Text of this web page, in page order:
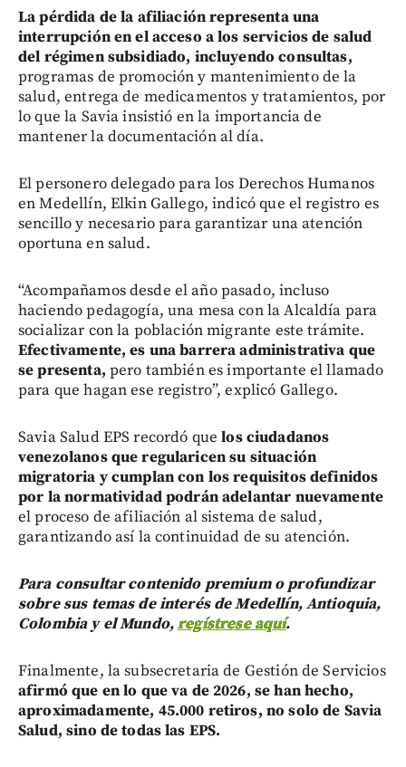
La pérdida de la afiliación representa una
interrupción en el acceso a los servicios de salud
del régimen subsidiado, incluyendo consultas,
programas de promoción y mantenimiento de la
salud, entrega de medicamentos y tratamientos, por
lo que la Savia insistió en la importancia de
mantener la documentación al día.
El personero delegado para los Derechos Humanos
en Medellín, Elkin Gallego, indicó que el registro es
sencillo y necesario para garantizar una atención
oportuna en salud.
“Acompañamos desde el año pasado, incluso
haciendo pedagogía, una mesa con la Alcaldía para
socializar con la población migrante este trámite.
Efectivamente, es una barrera administrativa que
se presenta, pero también es importante el llamado
para que hagan ese registro”, explicó Gallego.
Savia Salud EPS recordó que los ciudadanos
venezolanos que regularicen su situación
migratoria y cumplan con los requisitos definidos
por la normatividad podrán adelantar nuevamente
el proceso de afiliación al sistema de salud,
garantizando así la continuidad de su atención.
Para consultar contenido premium o profundizar
sobre sus temas de interés de Medellín, Antioquia,
Colombia y el Mundo,regístrese aquí.
Finalmente, la subsecretaria de Gestión de Servicios
afirmó que en lo que va de 2026, se han hecho,
aproximadamente, 45.000 retiros, no solo de Savia
Salud, sino de todas las EPS.